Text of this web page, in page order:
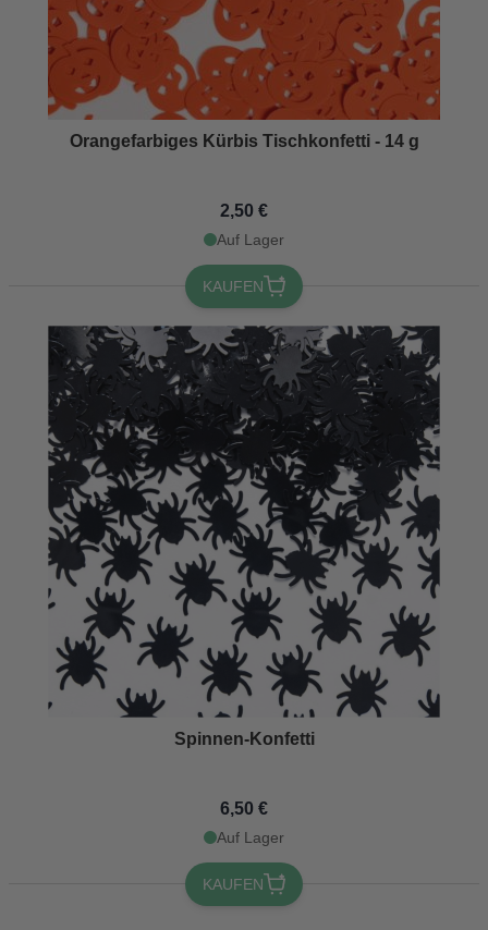
Orangefarbiges Kürbis Tischkonfetti - 14 g
2,50 €
Auf Lager
KAUFEN
Spinnen-Konfetti
6,50 €
Auf Lager
KAUFEN